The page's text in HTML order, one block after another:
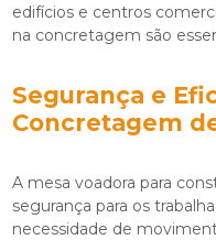
edifícios e centros
na concretagem são
Segurança e
Concretagem
A mesa voadora para
segurança para os
necessidade de